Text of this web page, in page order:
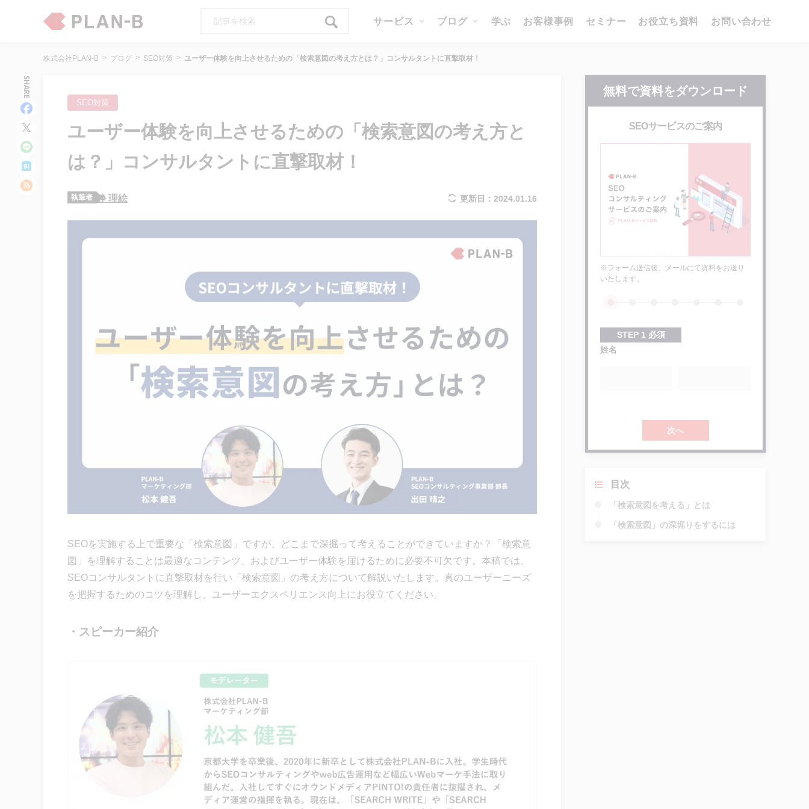
サービス ブログ 学ぶ お客様事例 セミナー お役立ち資料 お問い合わせ
株式会社PLAN-B ブログ SEO対策 ユーザー体験を向上させるための「検索意図の考え方とは？」コンサルタントに直撃取材！
SEO対策
ユーザー体験を向上させるための「検索意図の考え方と
は？」コンサルタントに直撃取材！
執筆者 静 理絵 更新日：2024.01.16
SEOを実施する上で重要な「検索意図」ですが、どこまで深掘って考えることができていますか？「検索意
図」を理解することは最適なコンテンツ、およびユーザー体験を届けるために必要不可欠です。本稿では、
SEOコンサルタントに直撃取材を行い「検索意図」の考え方について解説いたします。真のユーザーニーズ
を把握するためのコツを理解し、ユーザーエクスペリエンス向上にお役立てください。
・スピーカー紹介
SHARE 無料で資料をダウンロード
SEOサービスのご案内
※フォーム送信後、メールにて資料をお送り
いたします。
STEP 1 必須
姓名
次へ
目次
「検索意図を考える」とは
「検索意図」の深堀りをするには